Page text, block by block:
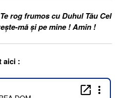
rog frumos cu Duhul Tău Cel
mă și pe mine ! Amin !
aici :